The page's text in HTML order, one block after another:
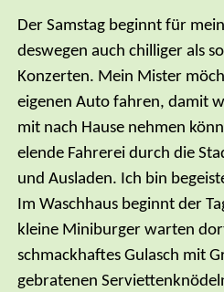
Der Samstag beginnt für
deswegen auch chilliger als
Konzerten. Mein Mister
eigenen Auto fahren, damit
mit nach Hause nehmen
elende Fahrerei durch die
und Ausladen. Ich bin
Im Waschhaus beginnt der
kleine Miniburger warten
schmackhaftes Gulasch mit
gebratenen